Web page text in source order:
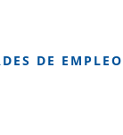
DE EMPLEO